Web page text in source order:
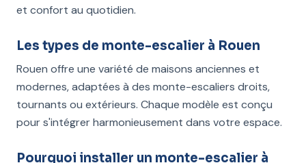
et confort au quotidien.
Les types de monte-escalier à Rouen
Rouen offre une variété de maisons anciennes et
modernes, adaptées à des monte-escaliers droits,
tournants ou extérieurs. Chaque modèle est conçu
pour s'intégrer harmonieusement dans votre espace.
Pourquoi installer un monte-escalier à